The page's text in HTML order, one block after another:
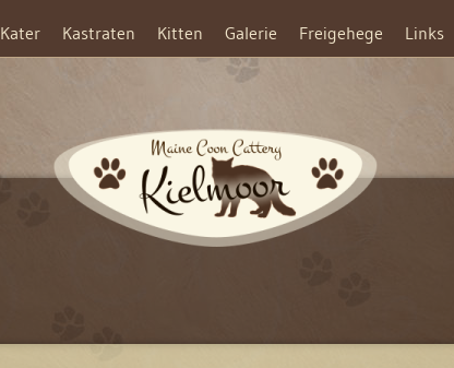
Kater Kastraten Kitten Galerie Freigehege Links